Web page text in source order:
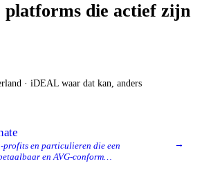
die actief zijn
· iDEAL waar dat kan, anders
profits en particulieren die een
en AVG-conform
→